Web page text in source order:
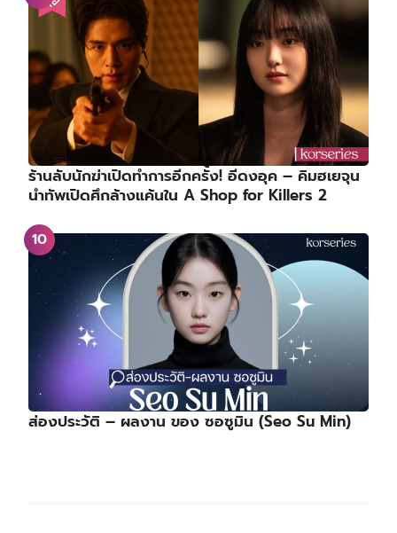
ร้านลับนักฆ่าเปิดทำการอีกครั้ง! อีดงอุค – คิมฮเยจุน
นำทัพเปิดศึกล้างแค้นใน A Shop for Killers 2
ส่องประวัติ – ผลงาน ของ ซอซูมิน (Seo Su Min)